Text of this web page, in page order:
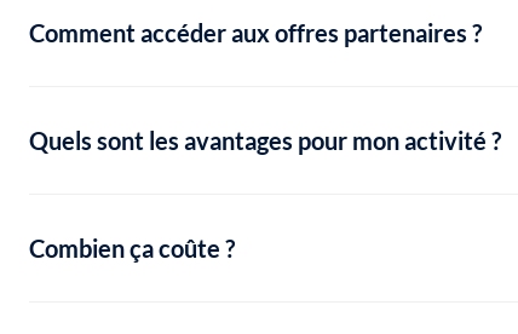
Comment accéder aux offres partenaires ?
Quels sont les avantages pour mon activité ?
Combien ça coûte ?